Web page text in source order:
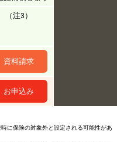
（注3）
資料請求
お申込み
に保険の対象外と設定される可能性があ